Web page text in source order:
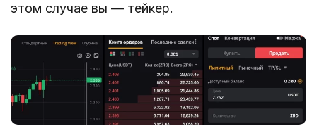
этом случае вы — тейкер.